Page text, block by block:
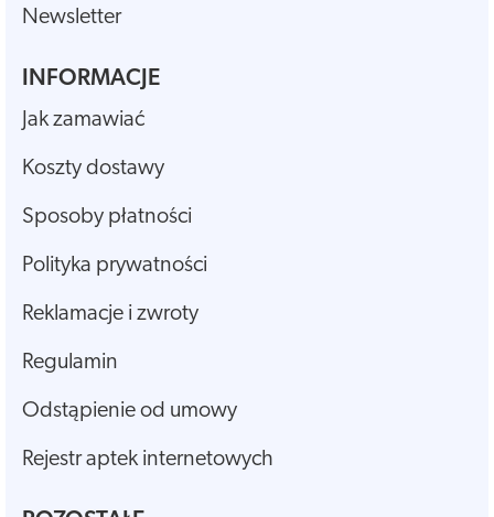
Newsletter
INFORMACJE
Jak zamawiać
Koszty dostawy
Sposoby płatności
Polityka prywatności
Reklamacje i zwroty
Regulamin
Odstąpienie od umowy
Rejestr aptek internetowych